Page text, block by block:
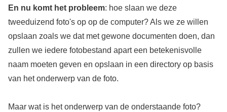
En nu komt het probleem: hoe slaan we deze
tweeduizend foto's op op de computer? Als we ze willen
opslaan zoals we dat met gewone documenten doen, dan
zullen we iedere fotobestand apart een betekenisvolle
naam moeten geven en opslaan in een directory op basis
van het onderwerp van de foto.
Maar wat is het onderwerp van de onderstaande foto?